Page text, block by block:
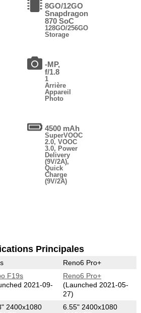
8GO/12GO
Snapdragon
870 SoC
128GO/256GO
Storage
-MP,
f/1.8
1
Arrière
Appareil
Photo
4500 mAh
SuperVOOC
2.0, VOOC
3.0, Power
Delivery
(9V/2A),
Quick
Charge
(9V/2A)
Principales
Reno6 Pro+
F19s
2021-09-
Reno6 Pro+
(Launched 2021-05-
27)
2400x1080
6.55" 2400x1080